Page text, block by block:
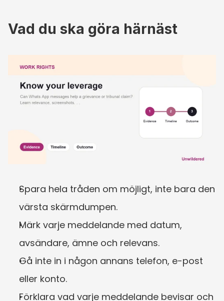
Vad du ska göra härnäst
Spara hela tråden om möjligt, inte bara den
värsta skärmdumpen.
Märk varje meddelande med datum,
avsändare, ämne och relevans.
Gå inte in i någon annans telefon, e-post
eller konto.
Förklara vad varje meddelande bevisar och